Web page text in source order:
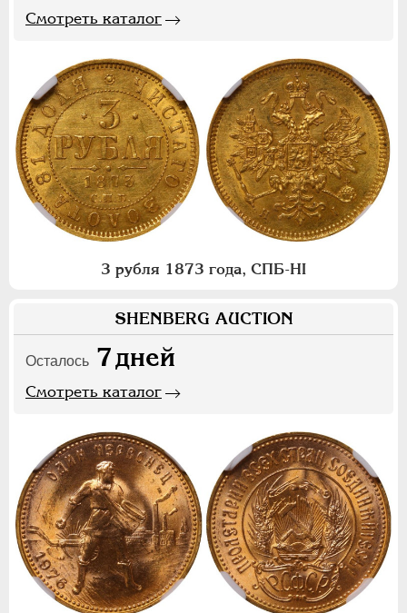
Смотреть каталог
3 рубля 1873 года, СПБ-НI
SHENBERG AUCTION
Осталось 7дней
Смотреть каталог